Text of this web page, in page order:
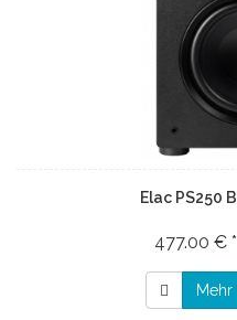
Elac PS250
477.00 € *